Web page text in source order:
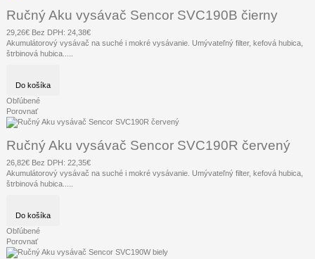
Ručný Aku vysávač Sencor SVC190B čierny
29,26€ Bez DPH: 24,38€
Akumulátorový vysávač na suché i mokré vysávanie. Umývateľný filter, kefová hubica,
štrbinová hubica.....
Do košíka
Obľúbené
Porovnať
Ručný Aku vysávač Sencor SVC190R červený
26,82€ Bez DPH: 22,35€
Akumulátorový vysávač na suché i mokré vysávanie. Umývateľný filter, kefová hubica,
štrbinová hubica.....
Do košíka
Obľúbené
Porovnať